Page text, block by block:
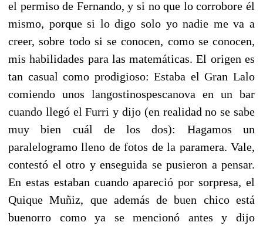
el permiso de Fernando, y si no que lo corrobore él
mismo, porque si lo digo solo yo nadie me va a
creer, sobre todo si se conocen, como se conocen,
mis habilidades para las matemáticas. El origen es
tan casual como prodigioso: Estaba el Gran Lalo
comiendo unos langostinospescanova en un bar
cuando llegó el Furri y dijo (en realidad no se sabe
muy bien cuál de los dos): Hagamos un
paralelogramo lleno de fotos de la paramera. Vale,
contestó el otro y enseguida se pusieron a pensar.
En estas estaban cuando apareció por sorpresa, el
Quique Muñiz, que además de buen chico está
buenorro como ya se mencionó antes y dijo